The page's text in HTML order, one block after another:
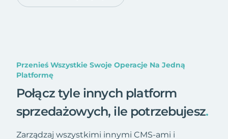
Przenieś Wszystkie Swoje Operacje Na Jedną
Platformę
Połącz tyle innych platform
sprzedażowych, ile potrzebujesz.
Zarządzaj wszystkimi innymi CMS-ami i